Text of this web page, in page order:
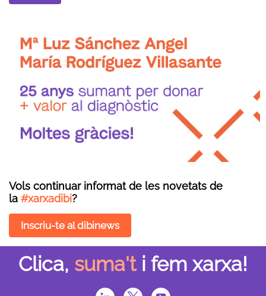
Vols continuar informat de les novetats de
la #xarxadibi?
Inscriu-te al dibinews
Clica, suma't i fem xarxa!